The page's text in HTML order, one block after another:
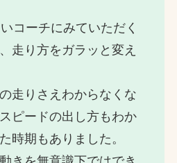
コーチにみていただく
走り方をガラッと変え
走りさえわからなくな
ピードの出し方もわか
時期もありました。